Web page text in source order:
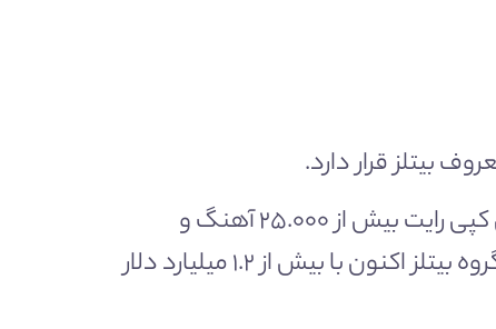
بیتلز قرار دارد.
با دیسکوگرافی قابل توجهی که ۳۲ آهنگ آن در صدر ۱۰۰ آهنگ برتر بیلبورد قرار گرفته اند، حق کپی رایت بیش از ۲۵.۰۰۰ آهنگ و
فعالیت موسیقایی به طول نزدیک به ۶ دهه، به راحتی می‌توان فهمید که چرا این عضو سابق گروه بیتلز اکنون با بیش از ۱.۲ میلیارد دلار